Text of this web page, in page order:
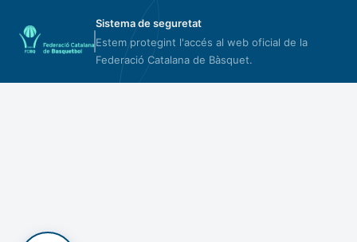
Sistema de seguretat
Estem protegint l'accés al web oficial de la
Federació Catalana de Bàsquet.